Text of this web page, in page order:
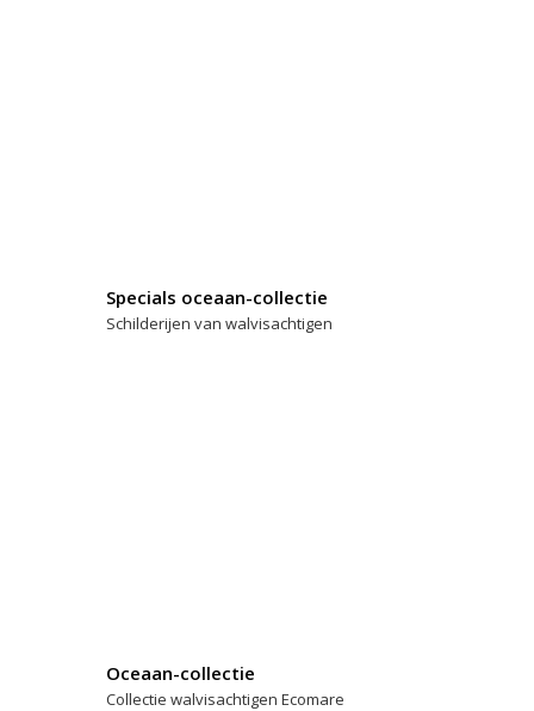
Specials oceaan-collectie
Schilderijen van walvisachtigen
Oceaan-collectie
Collectie walvisachtigen Ecomare